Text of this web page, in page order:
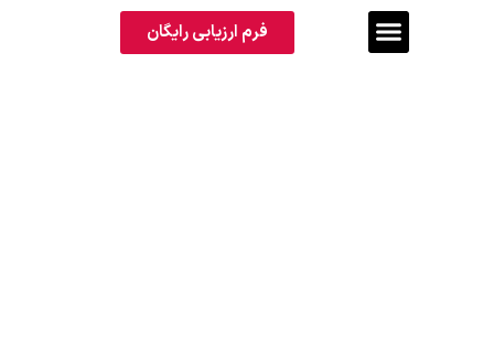
فرم ارزیابی رایگان